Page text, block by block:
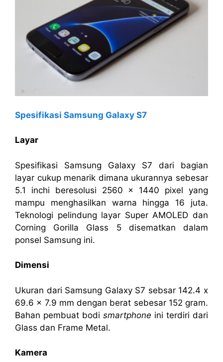
Spesifikasi Samsung Galaxy S7
Layar
Spesifikasi Samsung Galaxy S7 dari bagian
layar cukup menarik dimana ukurannya sebesar
5.1 inchi beresolusi 2560 x 1440 pixel yang
mampu menghasilkan warna hingga 16 juta.
Teknologi pelindung layar Super AMOLED dan
Corning Gorilla Glass 5 disematkan dalam
ponsel Samsung ini.
Dimensi
Ukuran dari Samsung Galaxy S7 sebsar 142.4 x
69.6 x 7.9 mm dengan berat sebesar 152 gram.
Bahan pembuat bodi smartphone ini terdiri dari
Glass dan Frame Metal.
Kamera